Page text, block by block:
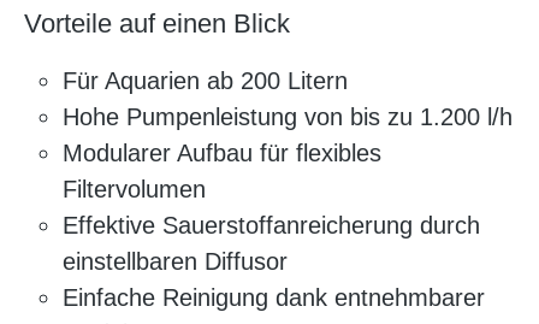
Vorteile auf einen Blick
Für Aquarien ab 200 Litern
Hohe Pumpenleistung von bis zu 1.200 l/h
Modularer Aufbau für flexibles
Filtervolumen
Effektive Sauerstoffanreicherung durch
einstellbaren Diffusor
Einfache Reinigung dank entnehmbarer